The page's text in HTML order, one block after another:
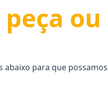
ou
para que